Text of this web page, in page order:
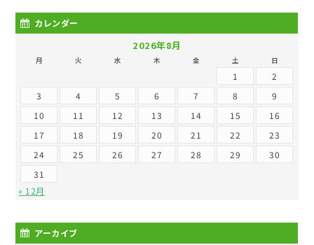
カレンダー
2026年8月
月 火 水 木 金 土 日
1
2
3
4 5 6 7 8
9
10
11 12 13 14 15
16
17
18 19 20 21 22
23
24
25 26 27 28 29
30
31
« 12月
アーカイブ